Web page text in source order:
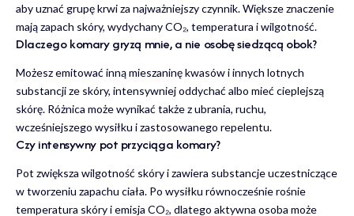
aby uznać grupę krwi za najważniejszy czynnik. Większe znaczenie
mają zapach skóry, wydychany CO₂, temperatura i wilgotność.
Dlaczego komary gryzą mnie, a nie osobę siedzącą obok?
Możesz emitować inną mieszaninę kwasów i innych lotnych
substancji ze skóry, intensywniej oddychać albo mieć cieplejszą
skórę. Różnica może wynikać także z ubrania, ruchu,
wcześniejszego wysiłku i zastosowanego repelentu.
Czy intensywny pot przyciąga komary?
Pot zwiększa wilgotność skóry i zawiera substancje uczestniczące
w tworzeniu zapachu ciała. Po wysiłku równocześnie rośnie
temperatura skóry i emisja CO₂, dlatego aktywna osoba może